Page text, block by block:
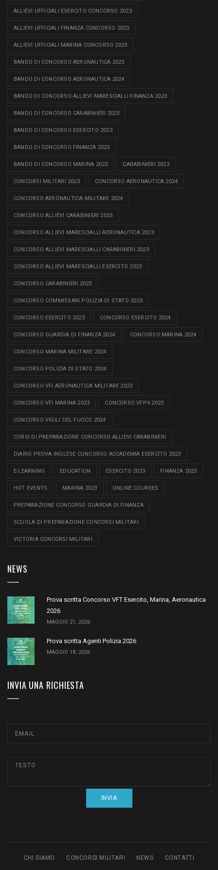
ALLIEVI UFFICIALI ESERCITO CONCORSO 2023
ALLIEVI UFFICIALI FINANZA CONCORSO 2023
ALLIEVI UFFICIALI MARINA CONCORSO 2023
BANDO DI CONCORSO AERONAUTICA 2023
BANDO DI CONCORSO AERONAUTICA 2024
BANDO DI CONCORSO ALLIEVI MARESCIALLI FINANZA 2023
BANDO DI CONCORSO CARABINIERI 2023
BANDO DI CONCORSO ESERCITO 2023
BANDO DI CONCORSO FINANZA 2023
BANDO DI CONCORSO MARINA 2023 CARABINIERI 2023
CONCORSI MILITARI 2023 CONCORSO AERONAUTICA 2024
CONCORSO AERONAUTICA MILITARE 2024
CONCORSO ALLIEVI CARABINIERI 2023
CONCORSO ALLIEVI MARESCIALLI AERONAUTICA 2023
CONCORSO ALLIEVI MARESCIALLI CARABINIERI 2023
CONCORSO ALLIEVI MARESCIALLI ESERCITO 2023
CONCORSO CARABINIERI 2023
CONCORSO COMMISSARI POLIZIA DI STATO 2023
CONCORSO ESERCITO 2023 CONCORSO ESERCITO 2024
CONCORSO GUARDIA DI FINANZA 2024 CONCORSO MARINA 2024
CONCORSO MARINA MILITARE 2024
CONCORSO POLIZIA DI STATO 2024
CONCORSO VFI AERONAUTICA MILITARE 2023
CONCORSO VFI MARINA 2023 CONCORSO VFP4 2023
CONCORSO VIGILI DEL FUOCO 2024
CORSI DI PREPARAZIONE CONCORSO ALLIEVI CARABINIERI
DIARIO PROVA INGLESE CONCORSO ACCADEMIA ESERCITO 2023
E-LEARNING EDUCATION ESERCITO 2023 FINANZA 2023
HOT EVENTS MARINA 2023 ONLINE COURSES
PREPARAZIONE CONCORSO GUARDIA DI FINANZA
SCUOLA DI PREPARAZIONE CONCORSI MILITARI
VICTORIA CONCORSI MILITARI
NEWS
Prova scritta Concorso VFT Esercito, Marina, Aeronautica
2026
MAGGIO 21, 2026
Prova scritta Agenti Polizia 2026
MAGGIO 18, 2026
INVIA UNA RICHIESTA
CHI SIAMO CONCORSI MILITARI NEWS CONTATTI